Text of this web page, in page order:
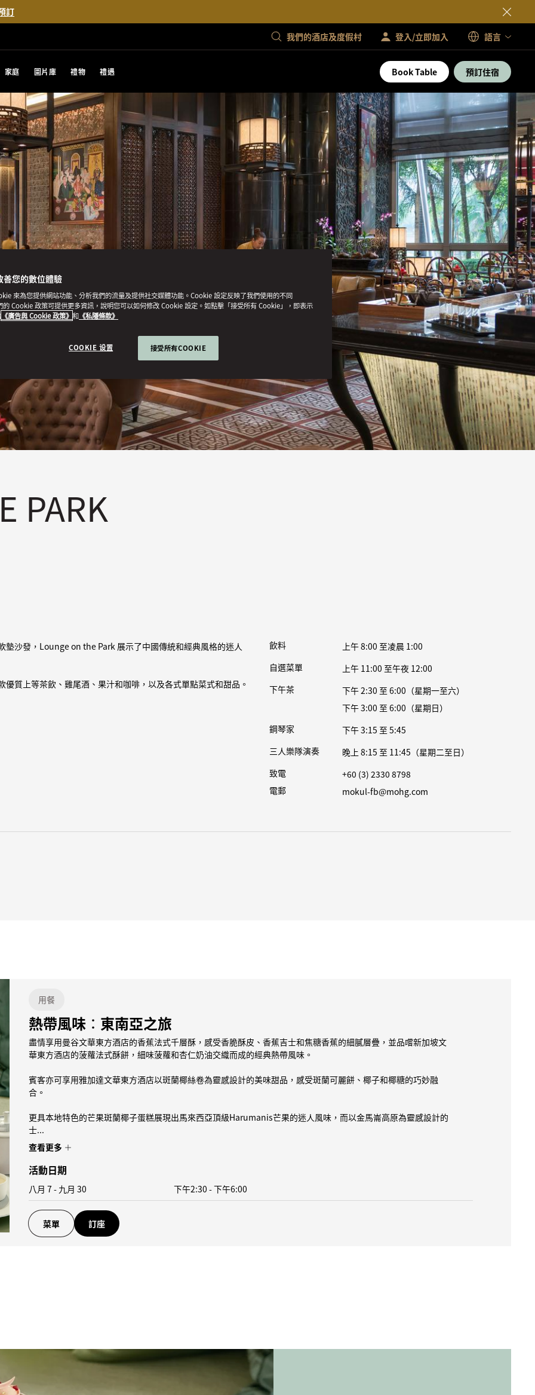
訂
我們的酒店及度假村 登入/立即加入 語言
家庭 圖片庫 禮物 禮遇 Book Table 預訂住宿
PARK
沙發，Lounge on the Park 展示了中國傳統和經典風格的迷人
質上等茶飲、雞尾酒、果汁和咖啡，以及各式單點菜式和甜品。
飲料
上午 8:00 至凌晨 1:00
自選菜單
上午 11:00 至午夜 12:00
下午茶
下午 2:30 至 6:00（星期一至六）
下午 3:00 至 6:00（星期日）
鋼琴家
下午 3:15 至 5:45
三人樂隊演奏
晚上 8:15 至 11:45（星期二至日）
致電
+60 (3) 2330 8798
電郵
mokul-fb@mohg.com
用餐
熱帶風味：東南亞之旅
盡情享用曼谷文華東方酒店的香蕉法式千層酥，感受香脆酥皮、香蕉吉士和焦糖香蕉的細膩層疊，並品嚐新加坡文
華東方酒店的菠蘿法式酥餅，細味菠蘿和杏仁奶油交織而成的經典熱帶風味。
賓客亦可享用雅加達文華東方酒店以斑蘭椰絲卷為靈感設計的美味甜品，感受斑蘭可麗餅、椰子和椰糖的巧妙融
合。
更具本地特色的芒果斑蘭椰子蛋糕展現出馬來西亞頂級Harumanis芒果的迷人風味，而以金馬崙高原為靈感設計的
士...
查看更多
活動日期
八月 7 - 九月 30 下午2:30 -下午6:00
菜單 訂座
善您的數位體驗
來為您提供網站功能、分析我們的流量及提供社交媒體功能。Cookie 設定反映了我們使用的不同
的 Cookie 政策可提供更多資訊，說明您可以如何修改 Cookie 設定。如點擊「接受所有 Cookie」，即表示
《廣告與 Cookie 政策》 和 《私隱條款》
COOKIE 设置 接受所有COOKIE